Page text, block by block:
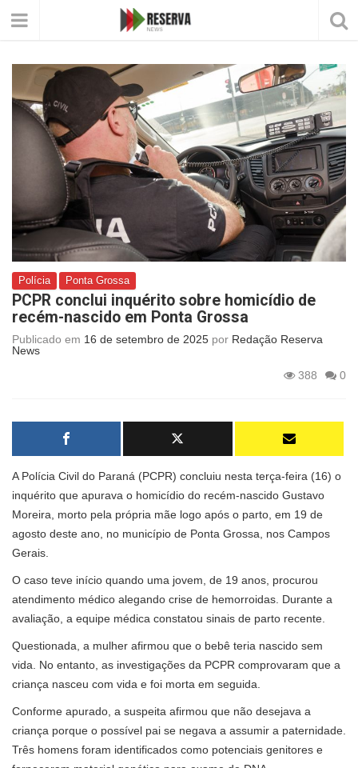
Polícia Ponta Grossa
PCPR conclui inquérito sobre homicídio de
recém-nascido em Ponta Grossa
Publicado em 16 de setembro de 2025 por Redação Reserva
News
388
0
A Polícia Civil do Paraná (PCPR) concluiu nesta terça-feira (16) o
inquérito que apurava o homicídio do recém-nascido Gustavo
Moreira, morto pela própria mãe logo após o parto, em 19 de
agosto deste ano, no município de Ponta Grossa, nos Campos
Gerais.
O caso teve início quando uma jovem, de 19 anos, procurou
atendimento médico alegando crise de hemorroidas. Durante a
avaliação, a equipe médica constatou sinais de parto recente.
Questionada, a mulher afirmou que o bebê teria nascido sem
vida. No entanto, as investigações da PCPR comprovaram que a
criança nasceu com vida e foi morta em seguida.
Conforme apurado, a suspeita afirmou que não desejava a
criança porque o possível pai se negava a assumir a paternidade.
Três homens foram identificados como potenciais genitores e